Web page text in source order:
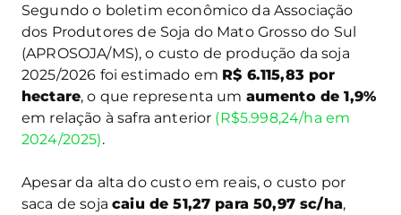
Segundo o boletim econômico da Associação
dos Produtores de Soja do Mato Grosso do Sul
(APROSOJA/MS), o custo de produção da soja
2025/2026 foi estimado em R$ 6.115,83 por
hectare, o que representa um aumento de 1,9%
em relação à safra anterior (R$5.998,24/ha em
2024/2025).
Apesar da alta do custo em reais, o custo por
saca de sojacaiu de 51,27 para 50,97 sc/ha,